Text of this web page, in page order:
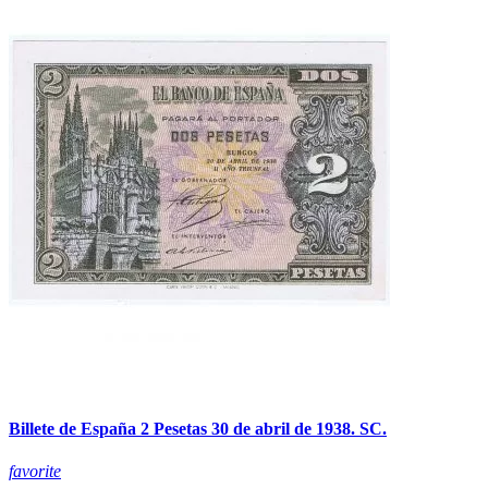
Billete de España 2 Pesetas 30 de abril de 1938. SC.
favorite